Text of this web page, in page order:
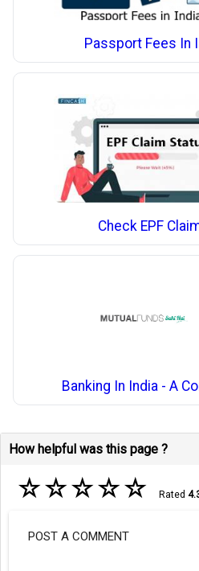
Passport Fees In
Check EPF
Banking In India - A
How helpful was this page ?
☆☆☆☆☆ Rated
POST A COMMENT